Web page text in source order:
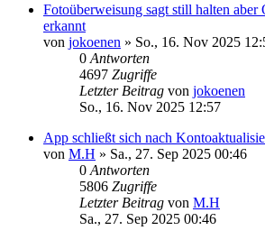
Fotoüberweisung sagt still halten
erkannt
von jokoenen » So., 16. Nov 2025
0 Antworten
4697 Zugriffe
Letzter Beitrag von jokoenen
So., 16. Nov 2025 12:57
App schließt sich nach
von M.H » Sa., 27. Sep 2025 00:46
0 Antworten
5806 Zugriffe
Letzter Beitrag von M.H
Sa., 27. Sep 2025 00:46